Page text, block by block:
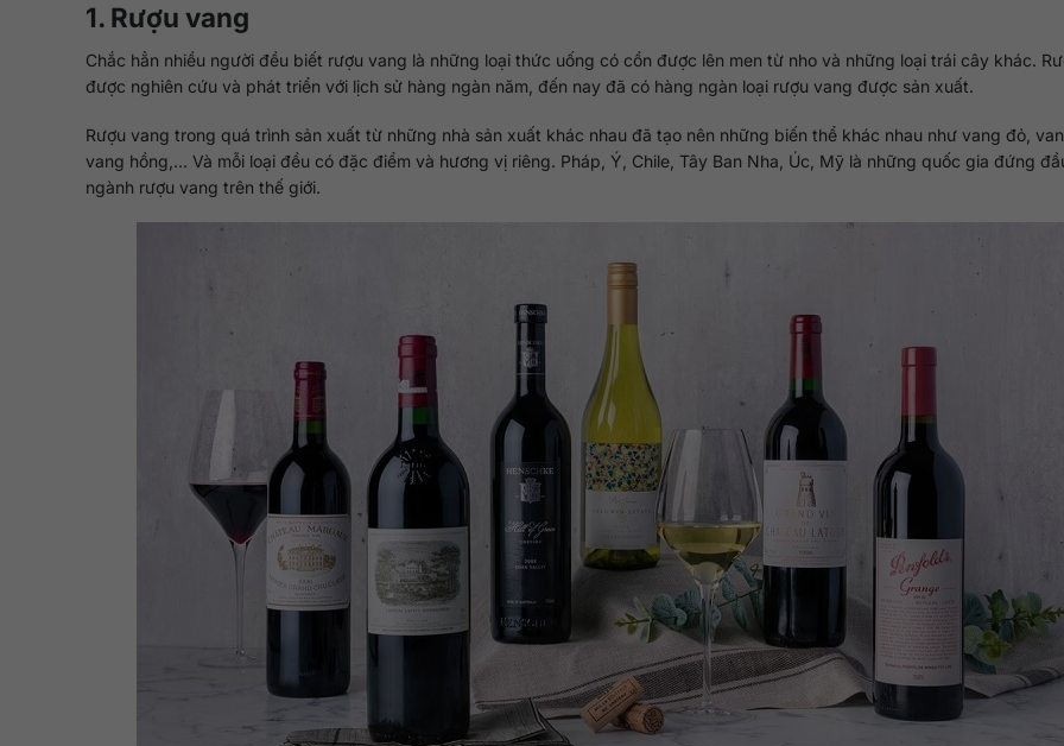
1. Rượu vang
Chắc hẳn nhiều người đều biết rượu vang là những loại thức uống có cồn được lên men từ nho và những loại trái cây khác.
được nghiên cứu và phát triển với lịch sử hàng ngàn năm, đến nay đã có hàng ngàn loại rượu vang được sản xuất.
Rượu vang trong quá trình sản xuất từ những nhà sản xuất khác nhau đã tạo nên những biến thể khác nhau như vang đỏ,
vang hồng,… Và mỗi loại đều có đặc điểm và hương vị riêng. Pháp, Ý, Chile, Tây Ban Nha, Úc, Mỹ là những quốc gia đứng
ngành rượu vang trên thế giới.